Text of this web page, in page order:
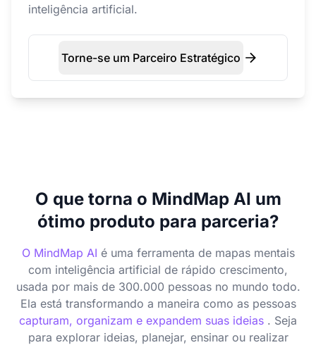
inteligência artificial.
Torne-se um Parceiro Estratégico
O que torna o MindMap AI um
ótimo produto para parceria?
O MindMap AI é uma ferramenta de mapas mentais
com inteligência artificial de rápido crescimento,
usada por mais de 300.000 pessoas no mundo todo.
Ela está transformando a maneira como as pessoas
capturam, organizam e expandem suas ideias . Seja
para explorar ideias, planejar, ensinar ou realizar